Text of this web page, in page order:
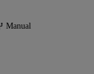
Manual